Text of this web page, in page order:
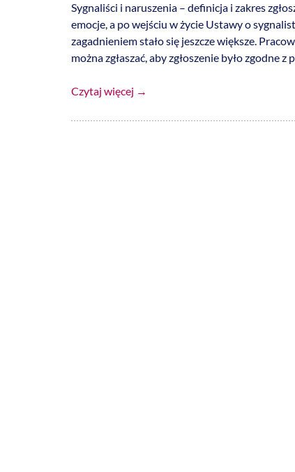
Sygnaliści i naruszenia – definicja i zakres
emocje, a po wejściu w życie Ustawy o
zagadnieniem stało się jeszcze większe.
można zgłaszać, aby zgłoszenie było
Czytaj więcej →